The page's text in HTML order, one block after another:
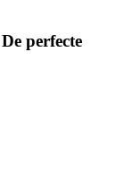
perfecte